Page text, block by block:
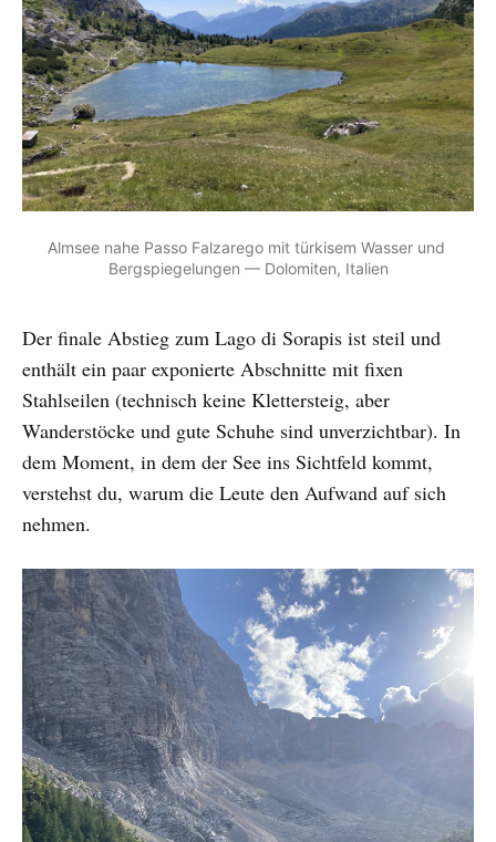
Almsee nahe Passo Falzarego mit türkisem Wasser und
Bergspiegelungen — Dolomiten, Italien
Der finale Abstieg zum Lago di Sorapis ist steil und
enthält ein paar exponierte Abschnitte mit fixen
Stahlseilen (technisch keine Klettersteig, aber
Wanderstöcke und gute Schuhe sind unverzichtbar). In
dem Moment, in dem der See ins Sichtfeld kommt,
verstehst du, warum die Leute den Aufwand auf sich
nehmen.